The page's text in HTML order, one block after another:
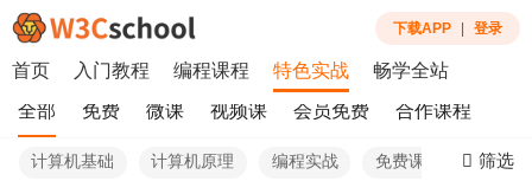
下载APP 登录
首页 入门教程 编程课程 特色实战 畅学全站
全部 免费 微课 视频课 会员免费 合作课程
计算机基础 计算机原理 编程实战 免费课程 最热
筛选